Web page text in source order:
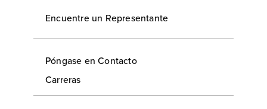
Encuentre un Representante
Póngase en Contacto
Carreras